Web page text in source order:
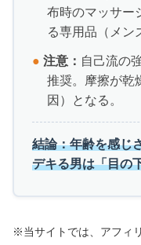
布時のマッサー
る専用品（メン
● 注意： 自己流の
推奨。摩擦が乾
因）となる。
結論：年齢を感じ
デキる男は「目の
※当サイトでは、アフィ